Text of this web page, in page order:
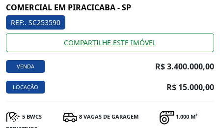
COMERCIAL EM PIRACICABA - SP
REF:. SC253590
COMPARTILHE ESTE IMÓVEL
VENDA R$ 3.400.000,00
LOCAÇÃO R$ 15.000,00
5 BWCS 8 VAGAS DE GARAGEM
1.000 M²